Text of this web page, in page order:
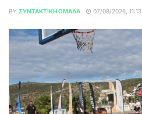
BY ΣΥΝΤΑΚΤΙΚΉ ΟΜΆΔΑ 07/08/2026, 11:13